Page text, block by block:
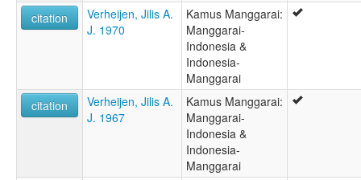
citation
Verheijen, Jilis A.
J. 1970
Kamus Manggarai:
Manggarai-
Indonesia &
Indonesia-
Manggarai
citation
Verheijen, Jilis A.
J. 1967
Kamus Manggarai:
Manggarai-
Indonesia &
Indonesia-
Manggarai